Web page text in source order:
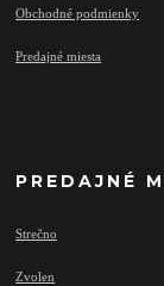
Obchodné podmienky
Predajné miesta
PREDAJNÉ
Strečno
Zvolen